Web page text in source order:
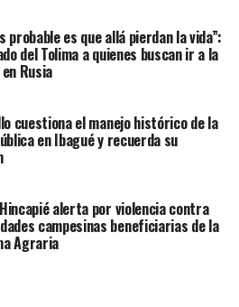
probable es que allá pierdan la vida”:
del Tolima a quienes buscan ir a la
Rusia
cuestiona el manejo histórico de la
en Ibagué y recuerda su
alerta por violencia contra
campesinas beneficiarias de la
Agraria